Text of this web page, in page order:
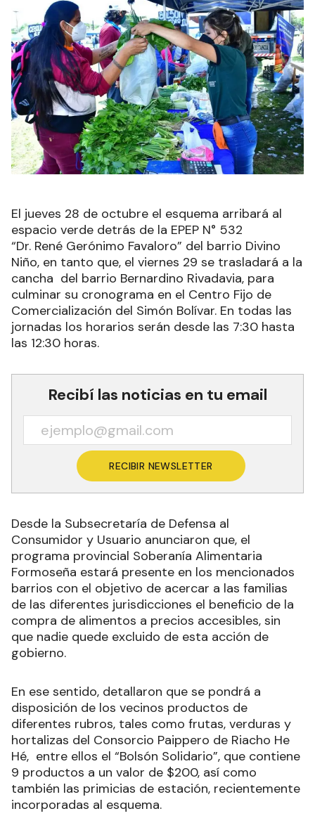
El jueves 28 de octubre el esquema arribará al
espacio verde detrás de la EPEP N° 532
“Dr. René Gerónimo Favaloro” del barrio Divino
Niño, en tanto que, el viernes 29 se trasladará a la
cancha del barrio Bernardino Rivadavia, para
culminar su cronograma en el Centro Fijo de
Comercialización del Simón Bolívar. En todas las
jornadas los horarios serán desde las 7:30 hasta
las 12:30 horas.
Recibí las noticias en tu email
RECIBIR NEWSLETTER
Desde la Subsecretaría de Defensa al
Consumidor y Usuario anunciaron que, el
programa provincial Soberanía Alimentaria
Formoseña estará presente en los mencionados
barrios con el objetivo de acercar a las familias
de las diferentes jurisdicciones el beneficio de la
compra de alimentos a precios accesibles, sin
que nadie quede excluido de esta acción de
gobierno.
En ese sentido, detallaron que se pondrá a
disposición de los vecinos productos de
diferentes rubros, tales como frutas, verduras y
hortalizas del Consorcio Paippero de Riacho He
Hé, entre ellos el “Bolsón Solidario”, que contiene
9 productos a un valor de $200, así como
también las primicias de estación, recientemente
incorporadas al esquema.